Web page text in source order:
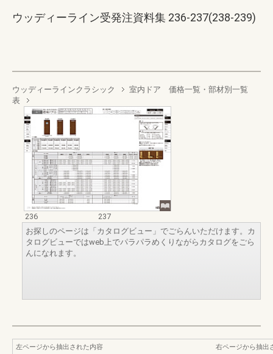
ウッディーライン受発注資料集 236-237(238-239)
ウッディーラインクラシック
室内ドア 価格一覧・部材別一覧
表
236
237
お探しのページは「カタログビュー」でごらんいただけます。カ
タログビューではweb上でパラパラめくりながらカタログをごら
んになれます。
左ページから抽出された内容
右ページから抽出